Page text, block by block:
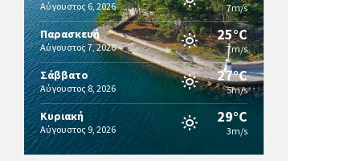
Αύγουστος 6, 2026 7m/s
Παρασκευή
Αύγουστος 7, 2026
25°C
7m/s
Σάββατο
Αύγουστος 8, 2026
27°C
5m/s
Κυριακή
Αύγουστος 9, 2026
29°C
3m/s